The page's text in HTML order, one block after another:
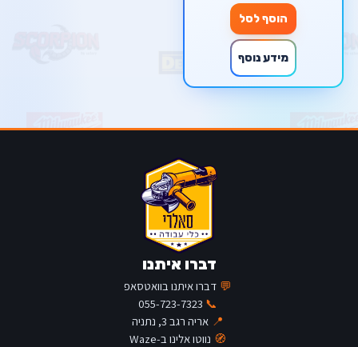
הוסף לסל
מידע נוסף
דברו איתנו
💬 דברו איתנו בוואטסאפ
📞
055-723-7323
📍 אריה רגב 3, נתניה
🧭 נווטו אלינו ב-Waze